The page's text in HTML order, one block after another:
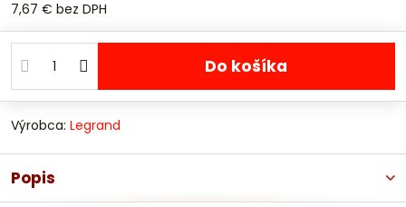
7,67 € bez DPH
Do košíka
Výrobca: Legrand
Popis